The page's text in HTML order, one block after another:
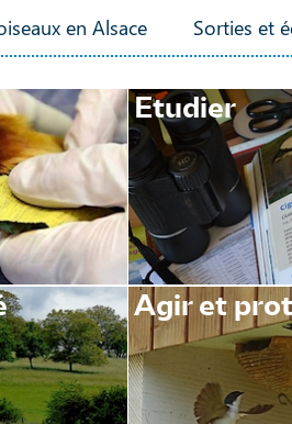
en Alsace Sorties et
Etudier
Agir et